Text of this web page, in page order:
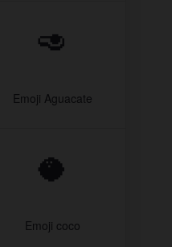
🥑
Emoji Aguacate
🥥
Emoji coco